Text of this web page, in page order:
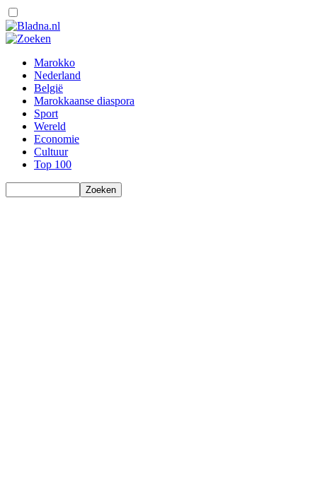
Marokko
Nederland
België
Marokkaanse diaspora
Sport
Wereld
Economie
Cultuur
Top 100